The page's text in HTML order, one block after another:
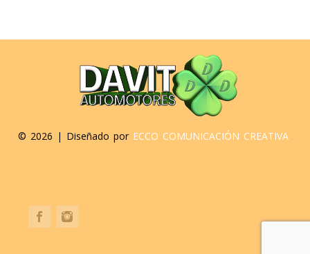
© 2026 | Diseñado por ECCO COMUNICACIÓN CREATIVA